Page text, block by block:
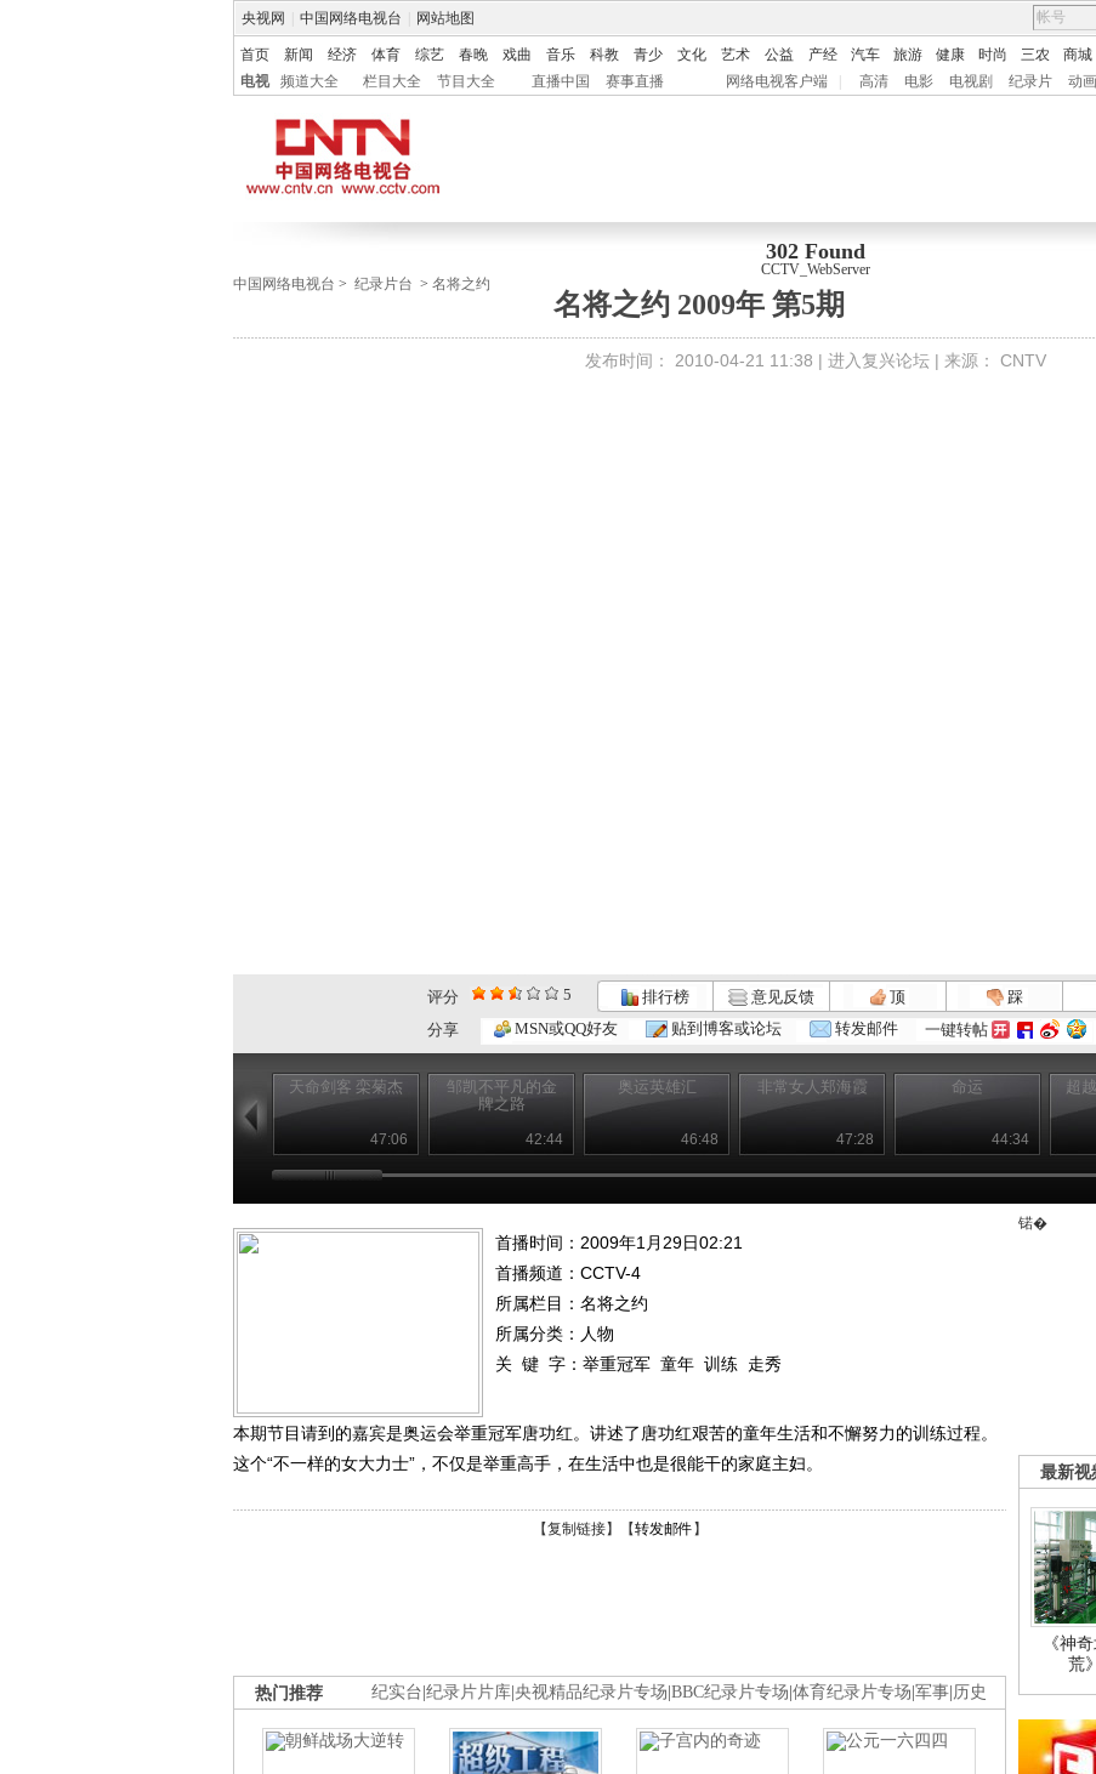
央视网 中国网络电视台 网站地图
首页 新闻 经济 体育 综艺 春晚 戏曲 音乐 科教 青少 文化 艺术 公益 产经 汽车 旅游 健康 时尚 三农 商城
电视
频道大全 栏目大全 节目大全 直播中国 赛事直播 网络电视客户端 高清 电影 电视剧 纪录片 动
302 Found
CCTV_WebServer
中国网络电视台 > 纪录片台 > 名将之约
名将之约 2009年 第5期
发布时间： 2010-04-21 11:38 | 进入复兴论坛 | 来源： CNTV
评分 5 排行榜 意见反馈 顶 踩
分享
MSN或QQ好友 贴到博客或论坛 转发邮件 一键转帖
天命剑客 栾菊杰
47:06
邹凯不平凡的金
牌之路
42:44
奥运英雄汇
46:48
非常女人郑海霞
47:28
命运
44:34
超
首播时间：2009年1月29日02:21
首播频道： CCTV-4
所属栏目： 名将之约
所属分类：人物
关 键 字： 举重冠军 童年 训练 走秀
本期节目请到的嘉宾是奥运会举重冠军唐功红。讲述了唐功红艰苦的童年生活和不懈努力的训练过程。
这个“不一样的女大力士”，不仅是举重高手，在生活中也是很能干的家庭主妇。
【复制链接】【转发邮件 】
纪实台 纪录片片库 央视精品纪录片专场 BBC纪录片专场 体育纪录片专场 军事 历史
热门推荐
锘�
最新视
《神
荒》